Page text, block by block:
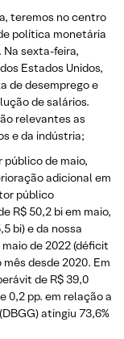
teremos no centro
política monetária
Na sexta-feira,
Estados Unidos,
de desemprego e
de salários.
relevantes as
e da indústria;
público de maio,
adicional em
público
R$ 50,2 bi em maio,
bi) e da nossa
de 2022 (déficit
desde 2020. Em
de R$ 39,0
0,2 pp. em relação a
atingiu 73,6%